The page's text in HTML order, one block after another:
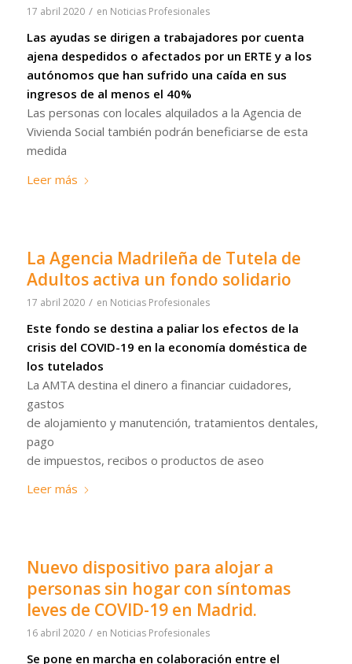
17 abril 2020 / en Noticias Profesionales
Las ayudas se dirigen a trabajadores por cuenta
ajena despedidos o afectados por un ERTE y a los
autónomos que han sufrido una caída en sus
ingresos de al menos el 40%
Las personas con locales alquilados a la Agencia de
Vivienda Social también podrán beneficiarse de esta
medida
Leer más
La Agencia Madrileña de Tutela de
Adultos activa un fondo solidario
17 abril 2020 / en Noticias Profesionales
Este fondo se destina a paliar los efectos de la
crisis del COVID-19 en la economía doméstica de
los tutelados
La AMTA destina el dinero a financiar cuidadores,
gastos
de alojamiento y manutención, tratamientos dentales,
pago
de impuestos, recibos o productos de aseo
Leer más
Nuevo dispositivo para alojar a
personas sin hogar con síntomas
leves de COVID-19 en Madrid.
16 abril 2020 / en Noticias Profesionales
Se pone en marcha en colaboración entre el